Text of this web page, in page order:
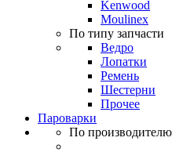
Kenwood
Moulinex
По типу запчасти
Ведро
Лопатки
Ремень
Шестерни
Прочее
Пароварки
По производителю